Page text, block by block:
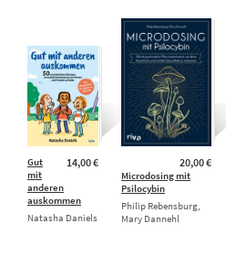
14,00 €
Gut
mit
anderen
auskommen
Natasha Daniels
20,00 €
Microdosing mit
Psilocybin
Philip Rebensburg,
Mary Dannehl